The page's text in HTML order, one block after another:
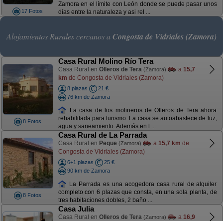
17 Fotos
Zamora en el límite con León donde se puede pasar unos
días entre la naturaleza y asi rel ...
Alojamientos Rurales cercanos a Congosta de Vidriales (Zamora)
8 Fotos
Casa Rural Molino Río Tera
Casa Rural en Olleros de Tera (Zamora) a 15,7
km de Congosta de Vidriales (Zamora)
8 plazas
21 €
76 km de Zamora
La casa de los molineros de Olleros de Tera ahora
rehabilitada para turismo. La casa se autoabastece de luz,
agua y saneamiento. Además en l ...
8 Fotos
Casa Rural de La Parrada
Casa Rural en Peque (Zamora) a 15,7 km de
Congosta de Vidriales (Zamora)
6+1 plazas
25 €
90 km de Zamora
La Parrada es una acogedora casa rural de alquiler
completo con 6 plazas que consta, en una sola planta, de
tres habitaciones dobles, 2 baño ...
Casa Julia
Casa Rural en Olleros de Tera (Zamora) a 16,9